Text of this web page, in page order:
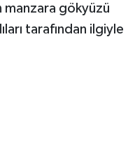
manzara gökyüzü
tarafından ilgiyle